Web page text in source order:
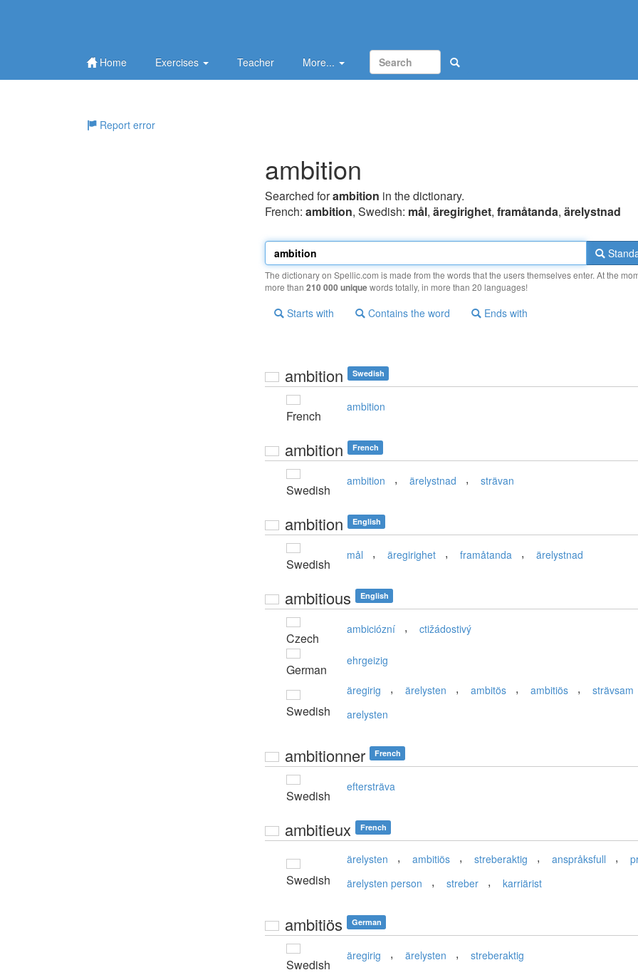
Home Exercises Teacher More...
Report error
ambition
Searched forambition in the dictionary.
French: ambition, Swedish: mål, äregirighet, framåtanda, ärelystnad
The dictionary on Spellic.com is made from the words that the users themselves enter. At the
more than 210 000 uniquewords totally, in more than 20 languages!
Starts with Contains the word Ends with
ambition Swedish
French
ambition
ambition French
Swedish
ambition , ärelystnad , strävan
ambition English
Swedish
mål , äregirighet , framåtanda , ärelystnad
ambitious English
Czech
ambiciózní , ctižádostivý
German
ehrgeizig
Swedish
äregirig , ärelysten , ambitös , ambitiös , strävsam
arelysten
ambitionner French
Swedish
eftersträva
ambitieux French
Swedish
ärelysten , ambitiös , streberaktig , anspråksfull ,
ärelysten person , streber , karriärist
ambitiös German
Swedish
äregirig , ärelysten , streberaktig